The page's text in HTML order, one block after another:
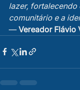
lazer,
comunitário e a
— Vereador Flávio